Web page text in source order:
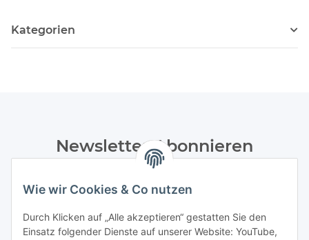
Wie wir Cookies & Co nutzen
Durch Klicken auf „Alle akzeptieren“ gestatten Sie den
Einsatz folgender Dienste auf unserer Website: YouTube,
Kategorien
Newsletter Abonnieren
Datenschutzerklärungregelmäßig und jederzeit widerruflich
Abonnieren